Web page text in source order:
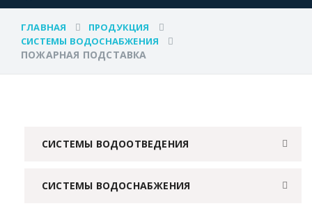
ГЛАВНАЯ
ПРОДУКЦИЯ
СИСТЕМЫ ВОДОСНАБЖЕНИЯ
ПОЖАРНАЯ ПОДСТАВКА
СИСТЕМЫ ВОДООТВЕДЕНИЯ
СИСТЕМЫ ВОДОСНАБЖЕНИЯ